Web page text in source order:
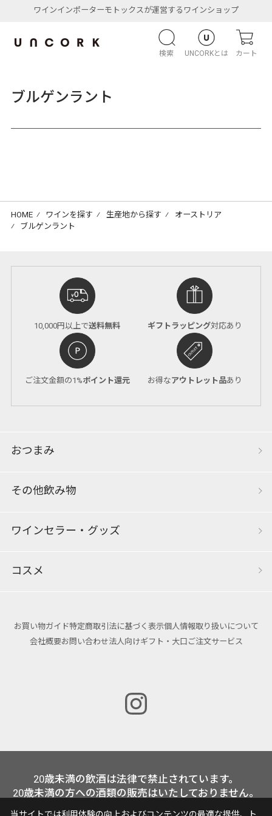
ワインインポーターモトックスが運営するワインショップ
検索 UNCORKとは カート
ブルゲンラント
HOME ⁄ ワインを探す ⁄ 生産地から探す ⁄ オーストリア
⁄ ブルゲンラント
10,000円以上で送料無料 ギフトラッピング対応あり
ご注文金額の1%ポイント還元 お得なアウトレット品あり
おつまみ
その他飲み物
ワインセラー・グッズ
コスメ
お買い物ガイド特定商取引法に基づく表示個人情報取り扱いについて
会社概要お問い合わせ法人向けギフト・大口ご注文サービス
20歳未満の飲酒は法律で禁止されています。
20歳未満の方への酒類の販売はいたしておりません。